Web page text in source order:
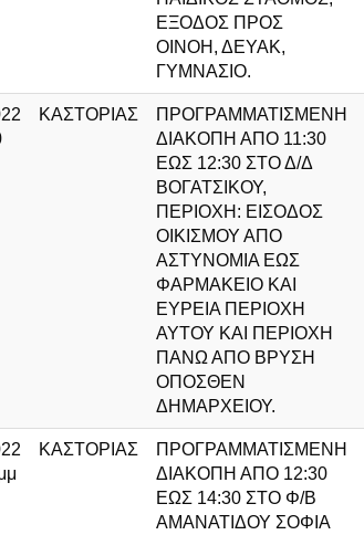
ΕΞΟΔΟΣ ΠΡΟΣ
ΟΙΝΟΗ, ΔΕΥΑΚ,
ΓΥΜΝΑΣΙΟ.
ΚΑΣΤΟΡΙΑΣ
ΠΡΟΓΡΑΜΜΑΤΙΣΜΕΝΗ
ΔΙΑΚΟΠΗ ΑΠΟ 11:30
ΕΩΣ 12:30 ΣΤΟ Δ/Δ
ΒΟΓΑΤΣΙΚΟΥ,
ΠΕΡΙΟΧΗ: ΕΙΣΟΔΟΣ
ΟΙΚΙΣΜΟΥ ΑΠΟ
ΑΣΤΥΝΟΜΙΑ ΕΩΣ
ΦΑΡΜΑΚΕΙΟ ΚΑΙ
ΕΥΡΕΙΑ ΠΕΡΙΟΧΗ
ΑΥΤΟΥ ΚΑΙ ΠΕΡΙΟΧΗ
ΠΑΝΩ ΑΠΟ ΒΡΥΣΗ
ΟΠΟΣΘΕΝ
ΔΗΜΑΡΧΕΙΟΥ.
ΚΑΣΤΟΡΙΑΣ
ΠΡΟΓΡΑΜΜΑΤΙΣΜΕΝΗ
ΔΙΑΚΟΠΗ ΑΠΟ 12:30
ΕΩΣ 14:30 ΣΤΟ Φ/Β
ΑΜΑΝΑΤΙΔΟΥ ΣΟΦΙΑ